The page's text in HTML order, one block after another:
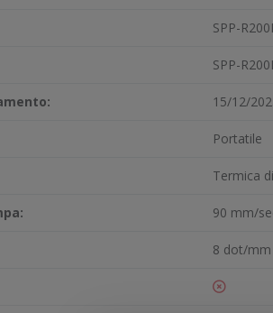
SPP-
SPP-
15/12/
Portatile
Termica
90 mm/
8 dot/mm